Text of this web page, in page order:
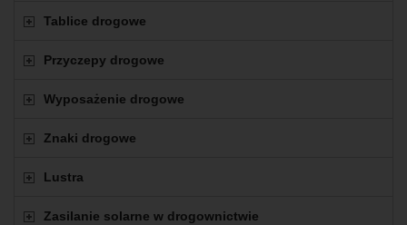
Tablice drogowe
Przyczepy drogowe
Wyposażenie drogowe
Znaki drogowe
Lustra
Zasilanie solarne w drogownictwie